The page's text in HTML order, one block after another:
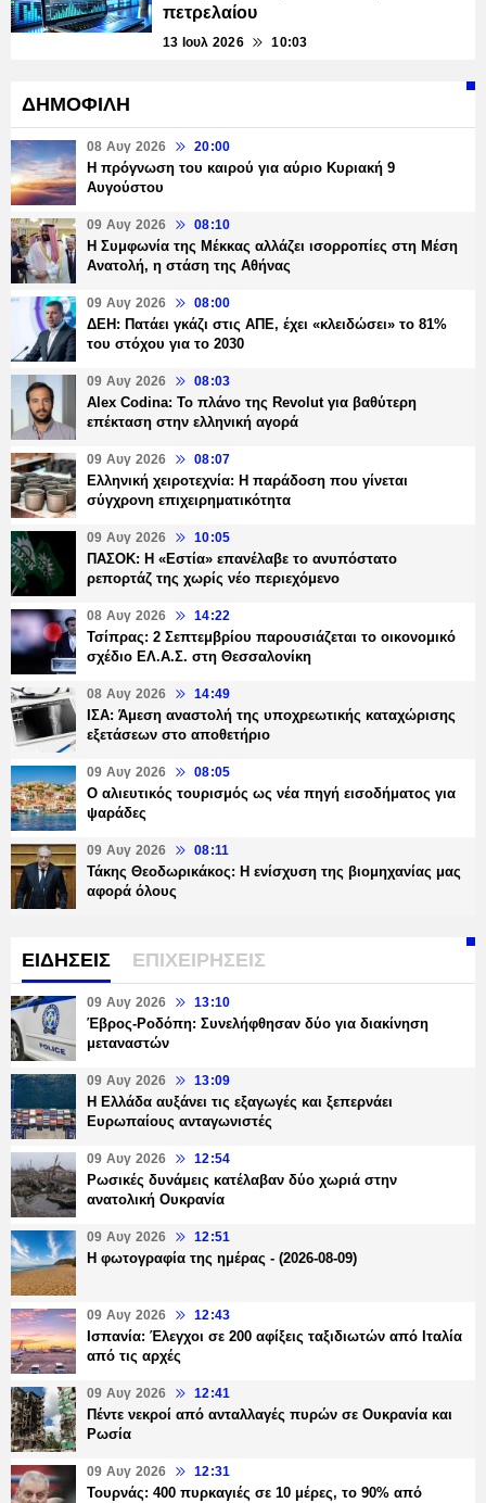
πετρελαίου
13 Ιουλ 2026 10:03
ΔΗΜΟΦΙΛΗ
08 Αυγ 2026 20:00
Η πρόγνωση του καιρού για αύριο Κυριακή 9
Αυγούστου
09 Αυγ 2026 08:10
Η Συμφωνία της Μέκκας αλλάζει ισορροπίες στη Μέση
Ανατολή, η στάση της Αθήνας
09 Αυγ 2026 08:00
ΔΕΗ: Πατάει γκάζι στις ΑΠΕ, έχει «κλειδώσει» το 81%
του στόχου για το 2030
09 Αυγ 2026 08:03
Alex Codina: Το πλάνο της Revolut για βαθύτερη
επέκταση στην ελληνική αγορά
09 Αυγ 2026 08:07
Ελληνική χειροτεχνία: Η παράδοση που γίνεται
σύγχρονη επιχειρηματικότητα
09 Αυγ 2026 10:05
ΠΑΣΟΚ: Η «Εστία» επανέλαβε το ανυπόστατο
ρεπορτάζ της χωρίς νέο περιεχόμενο
08 Αυγ 2026 14:22
Τσίπρας: 2 Σεπτεμβρίου παρουσιάζεται το οικονομικό
σχέδιο ΕΛ.Α.Σ. στη Θεσσαλονίκη
08 Αυγ 2026 14:49
ΙΣΑ: Άμεση αναστολή της υποχρεωτικής καταχώρισης
εξετάσεων στο αποθετήριο
09 Αυγ 2026 08:05
Ο αλιευτικός τουρισμός ως νέα πηγή εισοδήματος για
ψαράδες
09 Αυγ 2026 08:11
Τάκης Θεοδωρικάκος: Η ενίσχυση της βιομηχανίας μας
αφορά όλους
ΕΙΔΗΣΕΙΣ ΕΠΙΧΕΙΡΗΣΕΙΣ
09 Αυγ 2026 13:10
Έβρος-Ροδόπη: Συνελήφθησαν δύο για διακίνηση
μεταναστών
09 Αυγ 2026 13:09
Η Ελλάδα αυξάνει τις εξαγωγές και ξεπερνάει
Ευρωπαίους ανταγωνιστές
09 Αυγ 2026 12:54
Ρωσικές δυνάμεις κατέλαβαν δύο χωριά στην
ανατολική Ουκρανία
09 Αυγ 2026 12:51
Η φωτογραφία της ημέρας - (2026-08-09)
09 Αυγ 2026 12:43
Ισπανία: Έλεγχοι σε 200 αφίξεις ταξιδιωτών από Ιταλία
από τις αρχές
09 Αυγ 2026 12:41
Πέντε νεκροί από ανταλλαγές πυρών σε Ουκρανία και
Ρωσία
09 Αυγ 2026 12:31
Τουρνάς: 400 πυρκαγιές σε 10 μέρες, το 90% από